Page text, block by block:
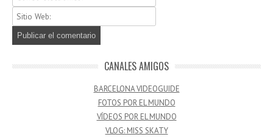
CANALES AMIGOS
BARCELONA VIDEOGUIDE
FOTOS POR EL MUNDO
VÍDEOS POR EL MUNDO
VLOG: MISS SKATY